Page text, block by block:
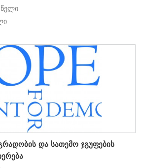
და სათემო ჯგუფების